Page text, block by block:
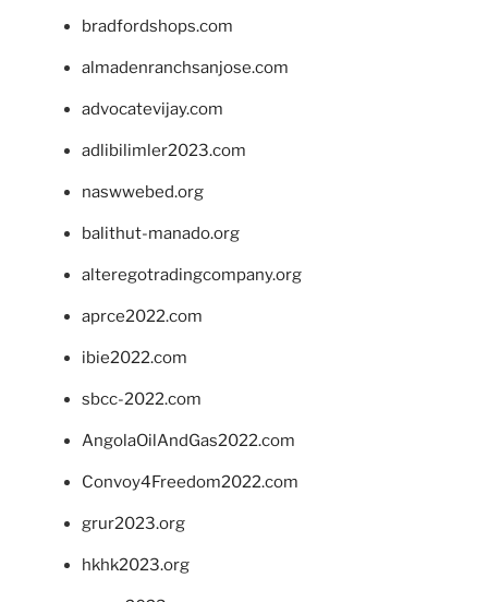
bradfordshops.com
almadenranchsanjose.com
advocatevijay.com
adlibilimler2023.com
naswwebed.org
balithut-manado.org
alteregotradingcompany.org
aprce2022.com
ibie2022.com
sbcc-2022.com
AngolaOilAndGas2022.com
Convoy4Freedom2022.com
grur2023.org
hkhk2023.org